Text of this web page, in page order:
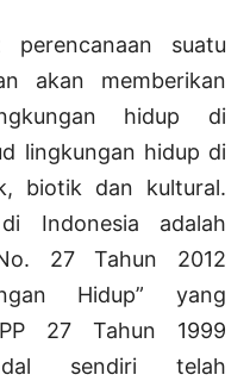
suatu
akan memberikan
hidup di
lingkungan hidup di
biotik dan kultural.
Indonesia adalah
27 Tahun 2012
Hidup” yang
27 Tahun 1999
sendiri telah